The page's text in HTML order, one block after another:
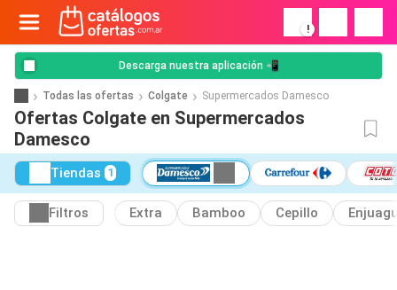
!
Descarga nuestra aplicación 📲
Todas las ofertas Colgate Supermercados Damesco
Ofertas Colgate en Supermercados
Damesco
Tiendas 1
Filtros Extra Bamboo Cepillo